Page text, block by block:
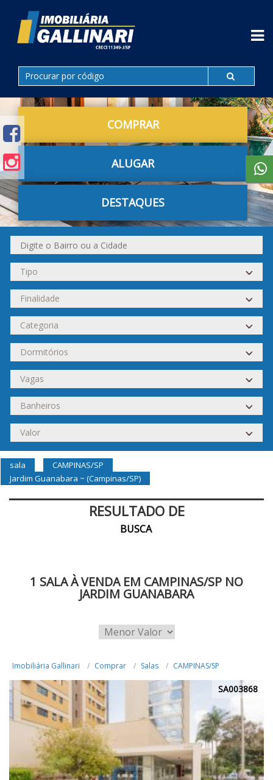
COMPRAR
ALUGAR
DESTAQUES
sala
CAMPINAS/SP
Jardim Guanabara ~ (Campinas/SP)
RESULTADO DE
BUSCA
1 SALA À VENDA EM CAMPINAS/SP NO
JARDIM GUANABARA
Imobiliária Gallinari Comprar Salas CAMPINAS/SP
SA003868